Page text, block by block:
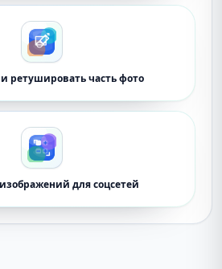
ретушировать часть фото
для соцсетей